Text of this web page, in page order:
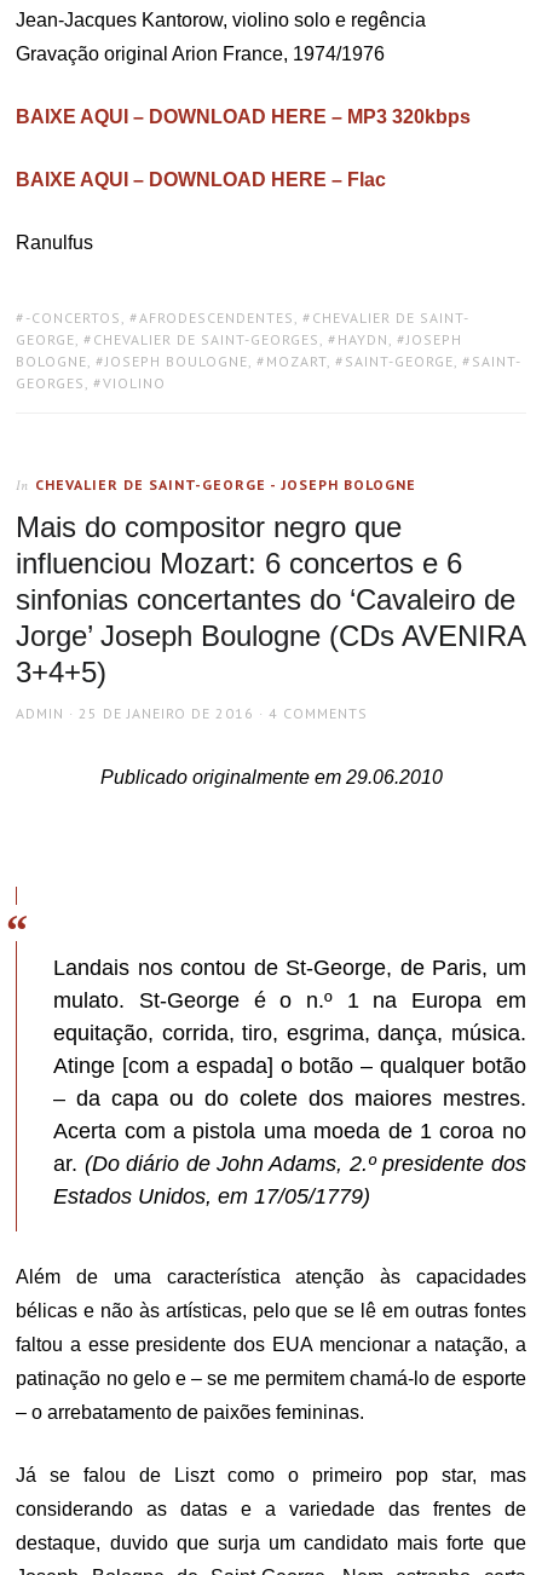
Jean-Jacques Kantorow, violino solo e regência
Gravação original Arion France, 1974/1976
BAIXE AQUI – DOWNLOAD HERE – MP3 320kbps
BAIXE AQUI – DOWNLOAD HERE – Flac
Ranulfus
TAGS:
-CONCERTOS , AFRODESCENDENTES , CHEVALIER DE SAINT-
GEORGE, CHEVALIER DE SAINT-GEORGES , HAYDN , JOSEPH
BOLOGNE, JOSEPH BOULOGNE, MOZART, SAINT-GEORGE, SAINT-
GEORGES , VIOLINO
In CHEVALIER DE SAINT-GEORGE - JOSEPH BOLOGNE
Mais do compositor negro que
influenciou Mozart: 6 concertos e 6
sinfonias concertantes do ‘Cavaleiro de
Jorge’ Joseph Boulogne (CDs AVENIRA
3+4+5)
AUTHOR
ADMIN
POSTED
25 DE JANEIRO DE 2016 4 COMMENTS
Publicado originalmente em 29.06.2010
Landais nos contou de St-George, de Paris, um
mulato. St-George é o n.º 1 na Europa em
equitação, corrida, tiro, esgrima, dança, música.
Atinge [com a espada] o botão – qualquer botão
– da capa ou do colete dos maiores mestres.
Acerta com a pistola uma moeda de 1 coroa no
ar. (Do diário de John Adams, 2.º presidente dos
Estados Unidos, em 17/05/1779)
Além de uma característica atenção às capacidades
bélicas e não às artísticas, pelo que se lê em outras fontes
faltou a esse presidente dos EUA mencionar a natação, a
patinação no gelo e – se me permitem chamá-lo de esporte
– o arrebatamento de paixões femininas.
Já se falou de Liszt como o primeiro pop star, mas
considerando as datas e a variedade das frentes de
destaque, duvido que surja um candidato mais forte que